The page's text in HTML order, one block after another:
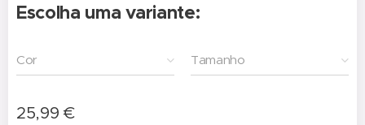
Escolha uma variante:
Cor Tamanho
25,99 €